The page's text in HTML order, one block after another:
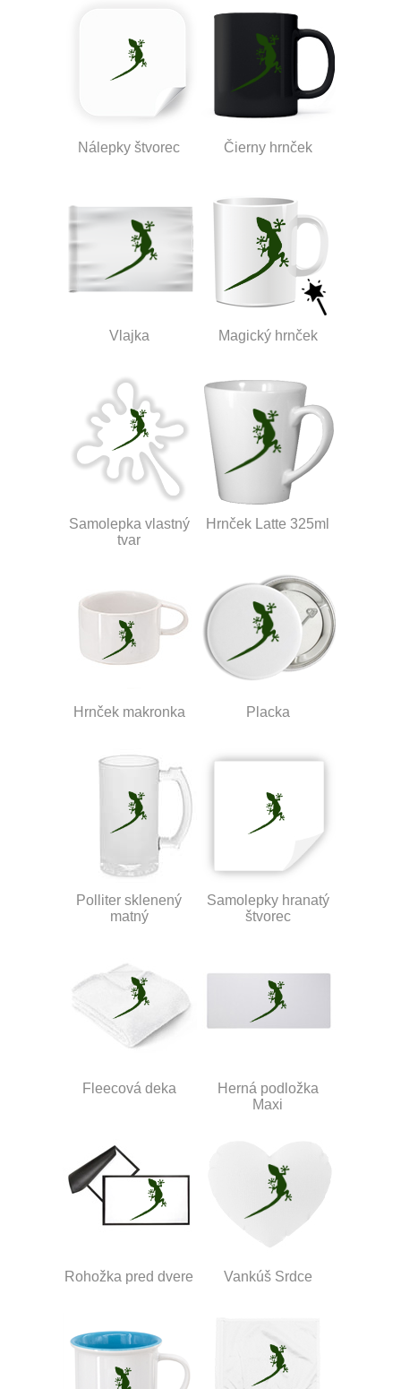
Nálepky štvorec Čierny hrnček
Vlajka Magický hrnček
Samolepka vlastný
tvar
Hrnček Latte 325ml
Hrnček makronka Placka
Polliter sklenený
matný
Samolepky hranatý
štvorec
Fleecová deka
Herná podložka
Maxi
Rohožka pred dvere Vankúš Srdce